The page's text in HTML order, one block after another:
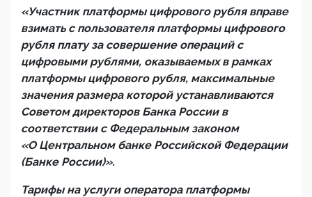
«Участник платформы цифрового рубля вправе
взимать с пользователя платформы цифрового
рубля плату за совершение операций с
цифровыми рублями, оказываемых в рамках
платформы цифрового рубля, максимальные
значения размера которой устанавливаются
Советом директоров Банка России в
соответствии с Федеральным законом
«О Центральном банке Российской Федерации
(Банке России)».
Тарифы на услуги оператора платформы